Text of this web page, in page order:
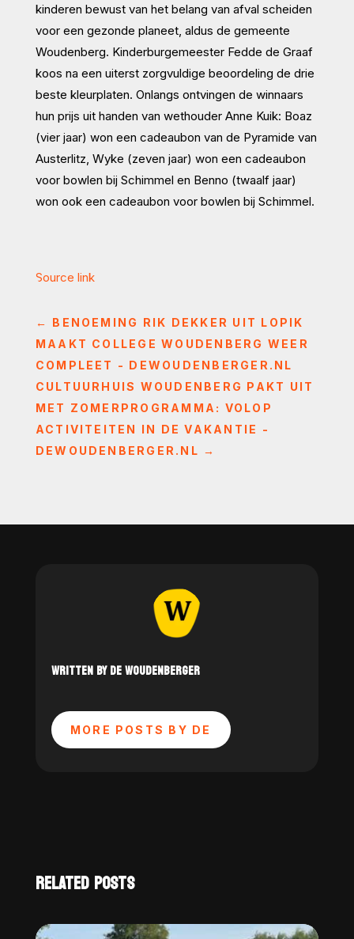
kinderen bewust van het belang van afval scheiden
voor een gezonde planeet, aldus de gemeente
Woudenberg. Kinderburgemeester Fedde de Graaf
koos na een uiterst zorgvuldige beoordeling de drie
beste kleurplaten. Onlangs ontvingen de winnaars
hun prijs uit handen van wethouder Anne Kuik: Boaz
(vier jaar) won een cadeaubon van de Pyramide van
Austerlitz, Wyke (zeven jaar) won een cadeaubon
voor bowlen bij Schimmel en Benno (twaalf jaar)
won ook een cadeaubon voor bowlen bij Schimmel.
Source link
← BENOEMING RIK DEKKER UIT LOPIK
MAAKT COLLEGE WOUDENBERG WEER
COMPLEET - DEWOUDENBERGER.NL
CULTUURHUIS WOUDENBERG PAKT UIT
MET ZOMERPROGRAMMA: VOLOP
ACTIVITEITEN IN DE VAKANTIE -
DEWOUDENBERGER.NL →
WRITTEN BY DE WOUDENBERGER
MORE POSTS BY DE
RELATED POSTS